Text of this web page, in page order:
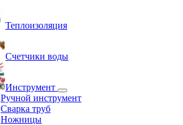
Теплоизоляция
Счетчики воды
Инструмент
Ручной инструмент
Сварка труб
Ножницы